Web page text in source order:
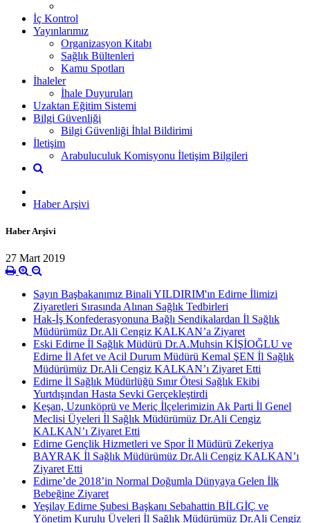
İç Kontrol
Yayınlarımız
Organizasyon Kitabı
Sağlık Bültenleri
Kamu Spotları
İhaleler
İhale Duyuruları
Uzaktan Eğitim Sistemi
Bilgi Güvenliği
Bilgi Güvenliği İhlal Bildirimi
İletişim
Arabuluculuk Komisyonu İletişim Bilgileri
Haber Arşivi
Haber Arşivi
27 Mart 2019
Sayın Başbakanımız Binali YILDIRIM'ın Edirne İlimizi
Ziyaretleri Sırasında Alınan Sağlık Tedbirleri
Hak-İş Konfederasyonuna Bağlı Sendikalardan İl Sağlık
Müdürümüz Dr.Ali Cengiz KALKAN’a Ziyaret
Eski Edirne İl Sağlık Müdürü Dr.A.Muhsin KİŞİOĞLU ve
Edirne İl Afet ve Acil Durum Müdürü Kemal ŞEN İl Sağlık
Müdürümüz Dr.Ali Cengiz KALKAN’ı Ziyaret Etti
Edirne İl Sağlık Müdürlüğü Sınır Ötesi Sağlık Ekibi
Yurtdışından Hasta Sevki Gerçekleştirdi
Keşan, Uzunköprü ve Meriç İlçelerimizin Ak Parti İl Genel
Meclisi Üyeleri İl Sağlık Müdürümüz Dr.Ali Cengiz
KALKAN’ı Ziyaret Etti
Edirne Gençlik Hizmetleri ve Spor İl Müdürü Zekeriya
BAYRAK İl Sağlık Müdürümüz Dr.Ali Cengiz KALKAN’ı
Ziyaret Etti
Edirne’de 2018’in Normal Doğumla Dünyaya Gelen İlk
Bebeğine Ziyaret
Yeşilay Edirne Şubesi Başkanı Sebahattin BİLGİÇ ve
Yönetim Kurulu Üyeleri İl Sağlık Müdürümüz Dr.Ali Cengiz